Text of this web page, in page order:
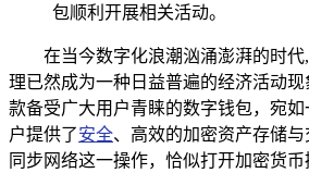
包顺利开展相关活动。
在当今数字化浪潮汹涌澎湃的时代
理已然成为一种日益普遍的经济活动
款备受广大用户青睐的数字钱包，宛
户提供了安全、高效的加密资产存储
同步网络这一操作，恰似打开加密货币